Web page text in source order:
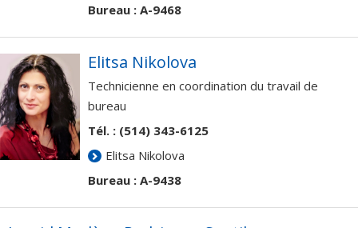
Bureau : A-9468
Elitsa Nikolova
Technicienne en coordination du travail de
bureau
Tél. : (514) 343-6125
Elitsa Nikolova
Bureau : A-9438